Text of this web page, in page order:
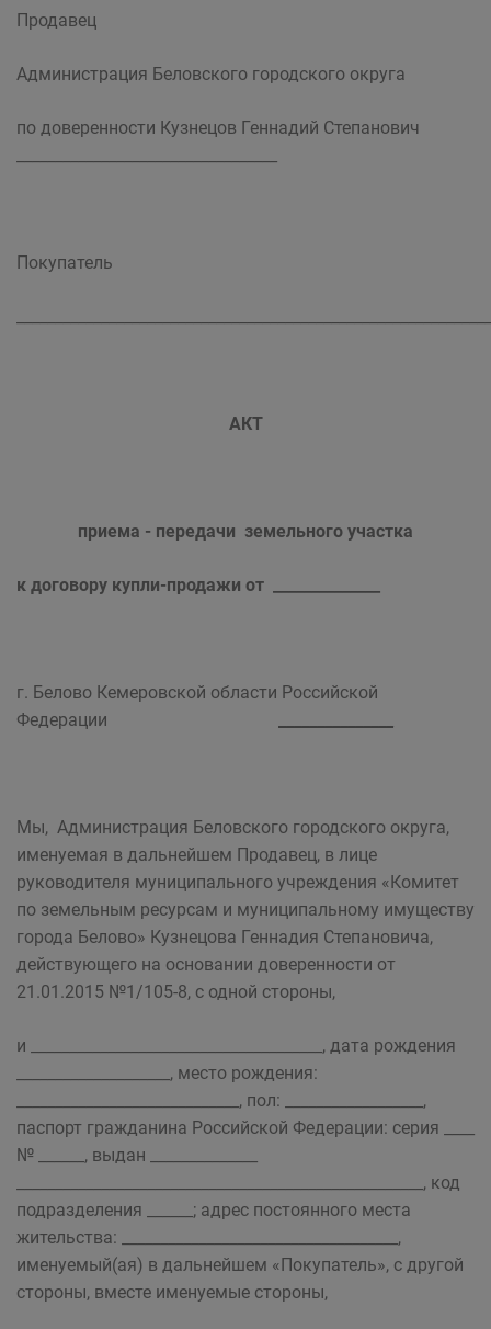
Продавец
Администрация Беловского городского округа
по доверенности Кузнецов Геннадий Степанович
Покупатель
АКТ
приема - передачи земельного участка
к договору купли-продажи от ______________
г. Белово Кемеровской области Российской
Федерации
Мы, Администрация Беловского городского округа,
именуемая в дальнейшем Продавец, в лице
руководителя муниципального учреждения «Комитет
по земельным ресурсам и муниципальному имуществу
города Белово» Кузнецова Геннадия Степановича,
действующего на основании доверенности от
21.01.2015 №1/105-8, с одной стороны,
и ______________________________________, дата рождения
____________________, место рождения:
_____________________________, пол: __________________,
паспорт гражданина Российской Федерации: серия ____
№ ______, выдан ______________
_____________________________________________________, код
подразделения ______; адрес постоянного места
жительства: ____________________________________,
именуемый(ая) в дальнейшем «Покупатель», с другой
стороны, вместе именуемые стороны,